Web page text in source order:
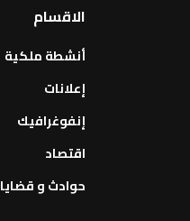
الاقسام
أنشطة ملكية
إعلانات
إنفوغرافيك
اقتصاد
حوادث و قضايا